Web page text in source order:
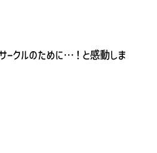
ークルのために…！と感動しま